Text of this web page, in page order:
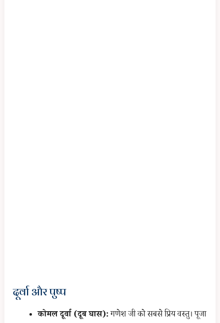
दूर्वा और पुष्प
कोमल दूर्वा (दूब घास):गणेश जी को सबसे प्रिय वस्तु। पूजा